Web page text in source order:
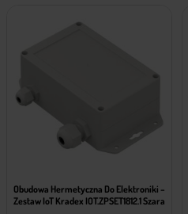
Obudowa Hermetyczna Do Elektroniki –
Zestaw IoT Kradex IOT.ZPSET1812.1 Szara